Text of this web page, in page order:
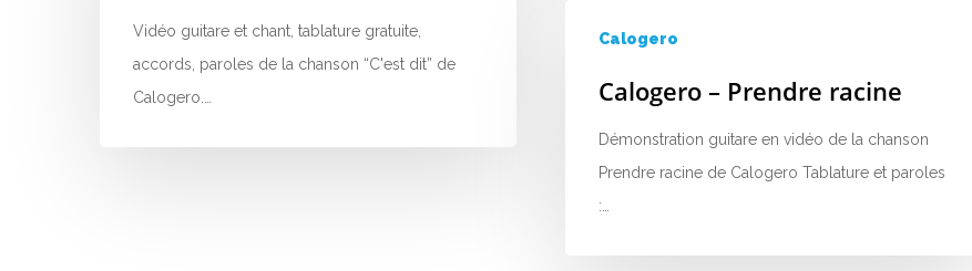
Vidéo guitare et chant, tablature gratuite,
accords, paroles de la chanson “C'est dit” de
Calogero.…
Calogero
Calogero – Prendre racine
Démonstration guitare en vidéo de la chanson
Prendre racine de Calogero Tablature et paroles
:…